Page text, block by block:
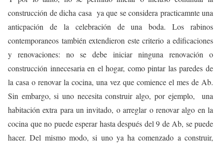
construcción de dicha casa ya que se considera practicamnte una
anticpación de la celebración de una boda. Los rabinos
contemporaneos también extendieron este criterio a edificaciones
y renovaciones: no se debe iniciar ninguna renovación o
construcción innecesaria en el hogar, como pintar las paredes de
la casa o renovar la cocina, una vez que comience el mes de Ab.
Sin embargo, si uno necesita construir algo, por ejemplo, una
habitación extra para un invitado, o arreglar o renovar algo en la
cocina que no puede esperar hasta después del 9 de Ab, se puede
hacer. Del mismo modo, si uno ya ha comenzado a construir,